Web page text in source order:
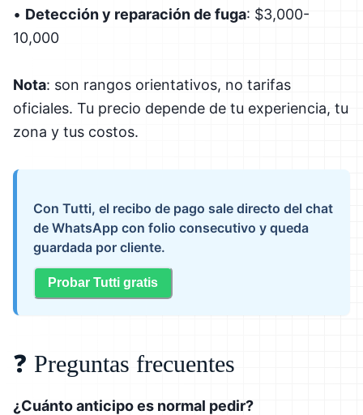
• Detección y reparación de fuga: $3,000-
10,000
Nota: son rangos orientativos, no tarifas
oficiales. Tu precio depende de tu experiencia, tu
zona y tus costos.
Con Tutti, el recibo de pago sale directo del chat
de WhatsApp con folio consecutivo y queda
guardada por cliente.
Probar Tutti gratis
❓ Preguntas frecuentes
¿Cuánto anticipo es normal pedir?